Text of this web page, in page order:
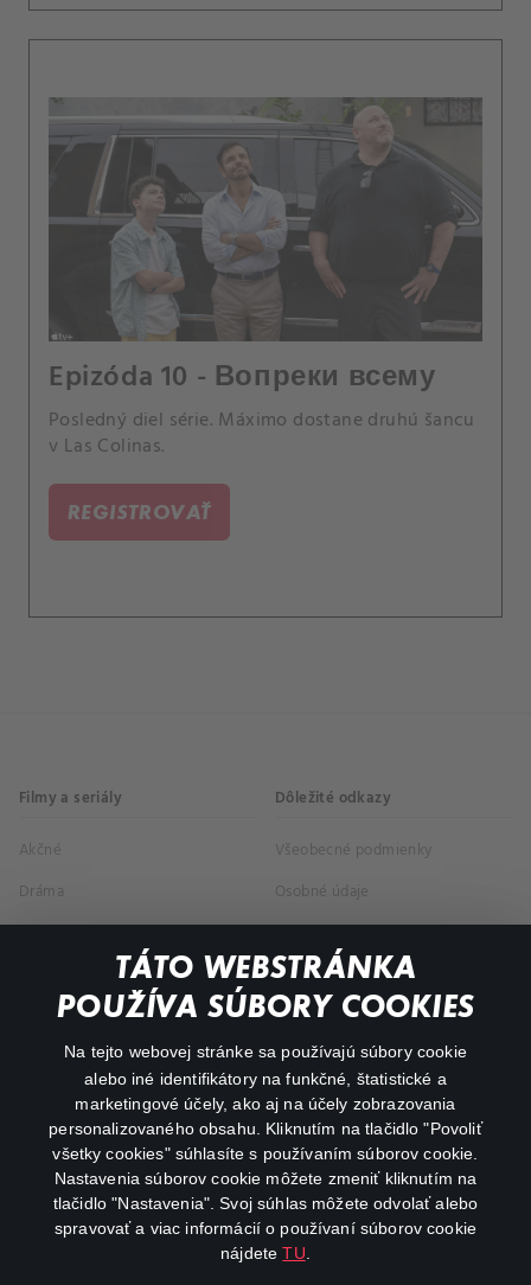
TÁTO WEBSTRÁNKA
POUŽÍVA SÚBORY COOKIES
Na tejto webovej stránke sa používajú súbory cookie
alebo iné identifikátory na funkčné, štatistické a
marketingové účely, ako aj na účely zobrazovania
personalizovaného obsahu. Kliknutím na tlačidlo "Povoliť
všetky cookies" súhlasíte s používaním súborov cookie.
Nastavenia súborov cookie môžete zmeniť kliknutím na
tlačidlo "Nastavenia". Svoj súhlas môžete odvolať alebo
spravovať a viac informácií o používaní súborov cookie
nájdeteTU
Epizóda 10 - Вопреки всему
Posledný diel série. Máximo dostane druhú šancu
v Las Colinas.
REGISTROVAŤ
Filmy a seriály
Akčné
Dráma
Dokumentárne
Dôležité odkazy
Všeobecné podmienky
Osobné údaje
O aplikácii Canal+